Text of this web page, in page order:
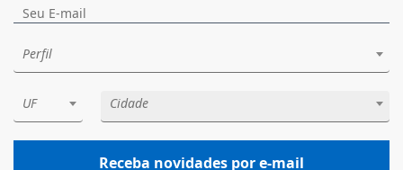
Perfil
UF Cidade
Receba novidades por e-mail